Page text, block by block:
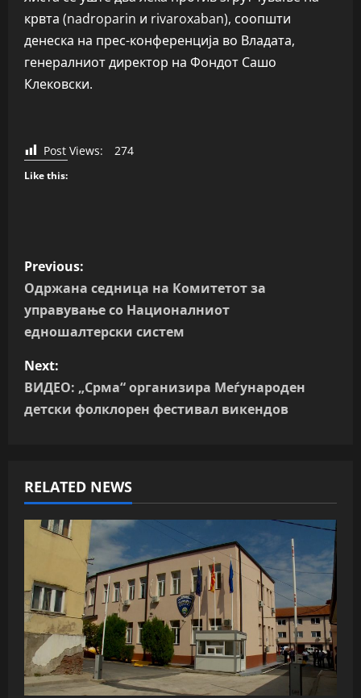
крвта (nadroparin и rivaroxaban), соопшти
денеска на прес-конференција во Владата,
генералниот директор на Фондот Сашо
Клековски.
Post Views: 274
Like this:
P
o
s
t
n
i
g
t
i
o
Previous:
Одржана седница на Комитетот за
управување со Националниот
едношалтерски систем
Next:
ВИДЕО: „Срма“ организира Меѓународен
детски фолклорен фестивал викендов
RELATED NEWS